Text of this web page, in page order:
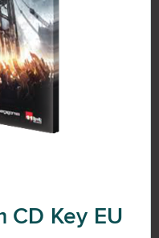
CD Key EU